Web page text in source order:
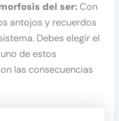
del ser:Con
antojos y recuerdos
Debes elegir el
de estos
las consecuencias